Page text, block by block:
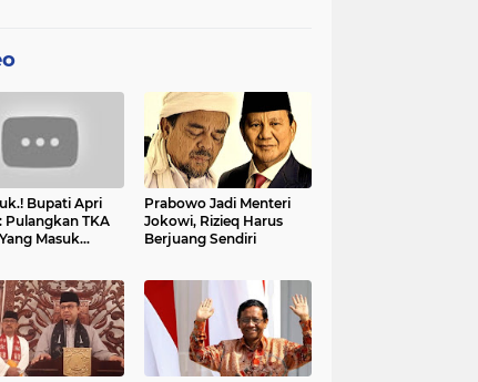
Bupati Apri
Pulangkan TKA
Masuk
Prabowo Jadi Menteri
Jokowi, Rizieq Harus
Berjuang Sendiri